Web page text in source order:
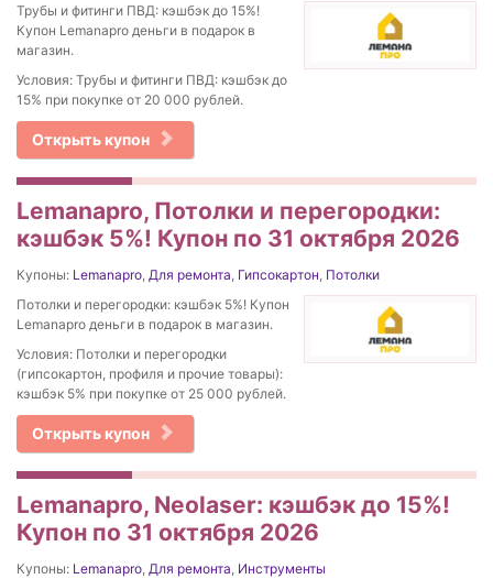
Трубы и фитинги ПВД: кэшбэк до 15%!
Купон Lemanapro деньги в подарок в
магазин.
Условия: Трубы и фитинги ПВД: кэшбэк до
15% при покупке от 20 000 рублей.
Открыть купон
Lemanapro, Потолки и перегородки:
кэшбэк 5%! Купон по 31 октября 2026
Купоны: Lemanapro, Для ремонта, Гипсокартон, Потолки
Потолки и перегородки: кэшбэк 5%! Купон
Lemanapro деньги в подарок в магазин.
Условия: Потолки и перегородки
(гипсокартон, профиля и прочие товары):
кэшбэк 5% при покупке от 25 000 рублей.
Открыть купон
Lemanapro, Neolaser: кэшбэк до 15%!
Купон по 31 октября 2026
Купоны: Lemanapro, Для ремонта, Инструменты